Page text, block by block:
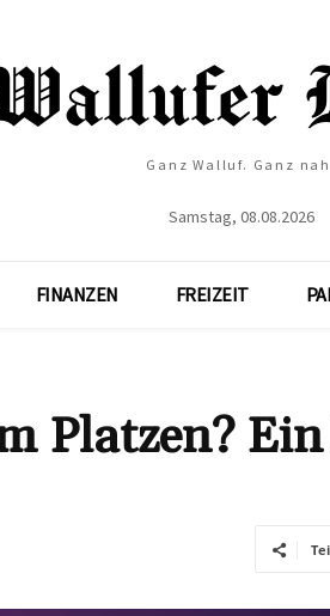
Ganz Walluf. Ganz
Samstag, 08.08.2026
FINANZEN FREIZEIT
Platzen?